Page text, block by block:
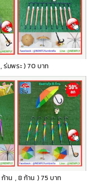
ร่มพระ ) 70 บาท
ก้าน , 8 ก้าน ) 75 บาท